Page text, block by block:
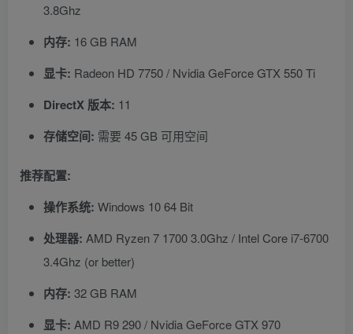
3.8Ghz
内存: 16 GB RAM
显卡: Radeon HD 7750 / Nvidia GeForce GTX 550 Ti
DirectX 版本: 11
存储空间: 需要 45 GB 可用空间
推荐配置:
操作系统: Windows 10 64 Bit
处理器: AMD Ryzen 7 1700 3.0Ghz / Intel Core i7-6700
3.4Ghz (or better)
内存: 32 GB RAM
显卡: AMD R9 290 / Nvidia GeForce GTX 970